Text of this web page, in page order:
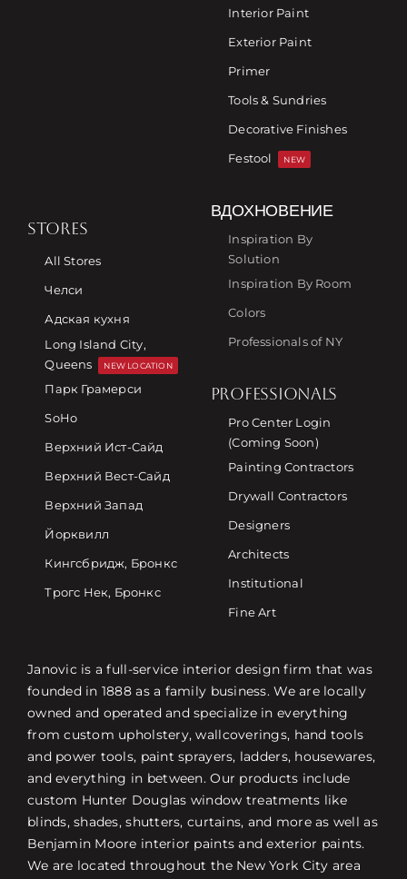
Interior Paint
Exterior Paint
Primer
Tools & Sundries
Decorative Finishes
Festool
NEW
STORES
All Stores
Челси
Адская кухня
Long Island City,
Queens
NEW LOCATION
Парк Грамерси
SoHo
Верхний Ист-Сайд
Верхний Вест-Сайд
Верхний Запад
Йорквилл
Кингсбридж, Бронкс
Трогс Нек, Бронкс
ВДОХНОВЕНИЕ
Inspiration By
Solution
Inspiration By Room
Colors
Professionals of NY
PROFESSIONALS
Pro Center Login
(Coming Soon)
Painting Contractors
Drywall Contractors
Designers
Architects
Institutional
Fine Art
Janovic is a full-service interior design firm that was
founded in 1888 as a family business. We are locally
owned and operated and specialize in everything
from custom upholstery, wallcoverings, hand tools
and power tools, paint sprayers, ladders, housewares,
and everything in between. Our products include
custom Hunter Douglas window treatments like
blinds, shades, shutters, curtains, and more as well as
Benjamin Moore interior paints and exterior paints.
We are located throughout the New York City area